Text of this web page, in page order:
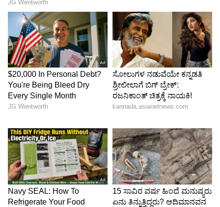
Image Credit :Getty
ನ್ಯೂಜಿಲೆಂಡ್‌ ವಿರುದ್ಧ ಇರಾನ್‌ ತಂಡದ ಗೋಲನ್ನು
ಸಂಭ್ರಮಿಸಿದ ಇರಾನಿಯನ್‌ ಯುವತಿ
Image Credit : Getty